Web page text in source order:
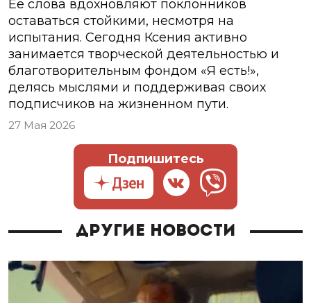
Ее слова вдохновляют поклонников
оставаться стойкими, несмотря на
испытания. Сегодня Ксения активно
занимается творческой деятельностью и
благотворительным фондом «Я есть!»,
делясь мыслями и поддерживая своих
подписчиков на жизненном пути.
27 Мая 2026
Подпишитесь
Другие новости